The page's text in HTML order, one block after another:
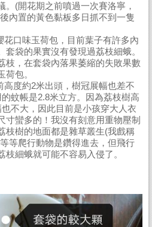
。(開花期之前噴過一次賽洛寧，
內置的黃色黏板多日抓不到一隻
花口味玉荷包，目前葉子有許多內
套袋的果實沒有發現過荔枝細蛾。
枝，在套袋內落果萎縮的失敗果數
荷包。
高度約2米出頭，樹冠展幅也差不
蚊帳是2.8米立方。因為荔枝樹高
不大，因此目前是小孩穿大人衣
寸蠻多的！我沒有刻意用重物壓制
枝樹的地面都是雜草叢生(我戲稱
等爬行動物是鑽得進去，但飛行
枝細蛾就可能不容易入侵了。